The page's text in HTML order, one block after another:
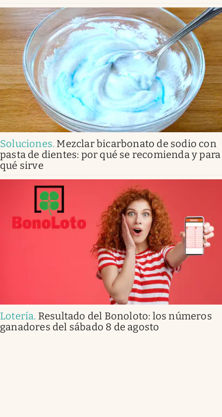
Soluciones. Mezclar bicarbonato de sodio con
pasta de dientes: por qué se recomienda y para
qué sirve
Lotería. Resultado del Bonoloto: los números
ganadores del sábado 8 de agosto